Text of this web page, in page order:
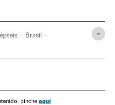
Brasil
pinche aquí